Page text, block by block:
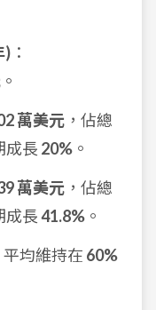
) ：
。
萬美元 ，佔總
成長 20% 。
萬美元 ，佔總
成長41.8% 。
平均維持在 60%